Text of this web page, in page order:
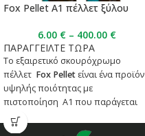
Fox Pellet A1 πέλλετ ξύλου
6.00 € – 400.00 €
ΠΑΡΑΓΓΕΙΛΤΕ ΤΩΡΑ
Το εξαιρετικό σκουρόχρωμο
πέλλετ Fox Pellet είναι ένα προϊόν
υψηλής ποιότητας με
πιστοποίηση A1 που παράγεται
από καθαρό πριονίδι δικής μας
παραγωγής